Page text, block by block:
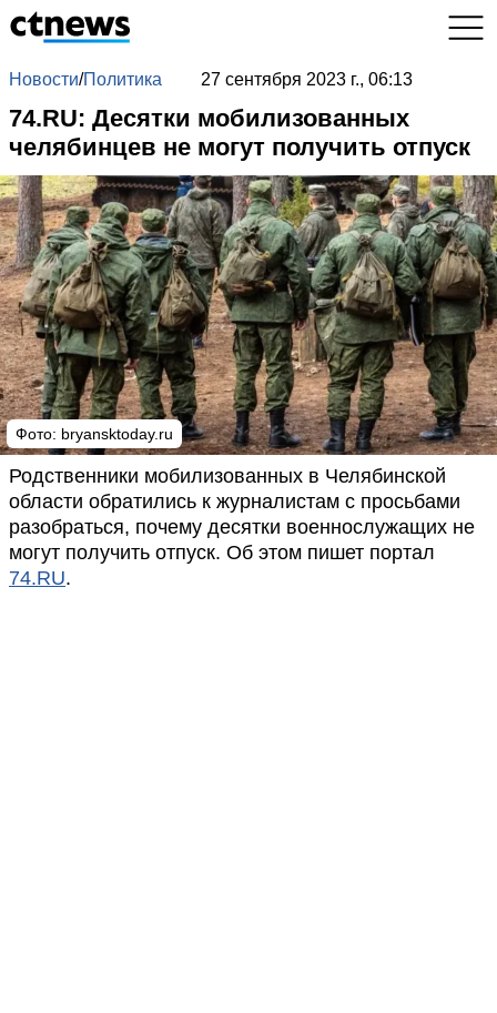
Новости/Политика 27 сентября 2023 г., 06:13
74.RU: Десятки мобилизованных
челябинцев не могут получить отпуск
Фото: bryansktoday.ru
Родственники мобилизованных в Челябинской
области обратились к журналистам с просьбами
разобраться, почему десятки военнослужащих не
могут получить отпуск. Об этом пишет портал
74.RU.